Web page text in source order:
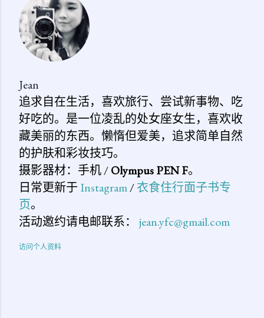
论
Jean
追求自在生活，喜欢旅行、尝试新事物、吃
好吃的。是一位凌乱的处女座女生，喜欢收
藏美丽的东西。懒惰但爱美，追求简单自然
的护肤和彩妆技巧。
摄影器材：手机 /Olympus PEN F。
日常更新于 Instagram/衣食住行面子书专
页。
活动邀约请电邮联系： jean.yfc@gmail.com
访问个人资料